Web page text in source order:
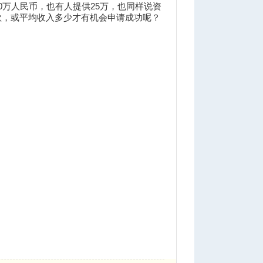
人民币，也有人提供25万，也同样说资
或平均收入多少才有机会申请成功呢？